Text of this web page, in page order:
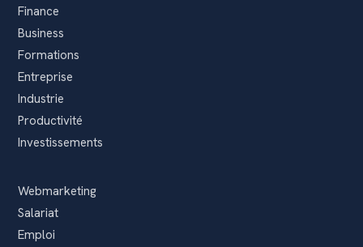
Finance
Business
Formations
Entreprise
Industrie
Productivité
Investissements
Webmarketing
Salariat
Emploi